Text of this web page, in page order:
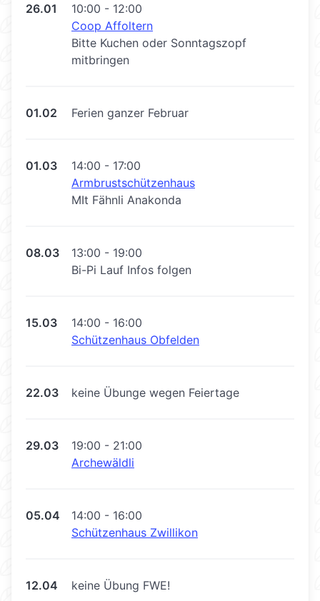
26.01
10:00 - 12:00
Coop Affoltern
Bitte Kuchen oder Sonntagszopf
mitbringen
01.02 Ferien ganzer Februar
01.03
14:00 - 17:00
Armbrustschützenhaus
MIt Fähnli Anakonda
08.03
13:00 - 19:00
Bi-Pi Lauf Infos folgen
15.03
14:00 - 16:00
Schützenhaus Obfelden
22.03 keine Übunge wegen Feiertage
29.03
19:00 - 21:00
Archewäldli
05.04
14:00 - 16:00
Schützenhaus Zwillikon
12.04 keine Übung FWE!